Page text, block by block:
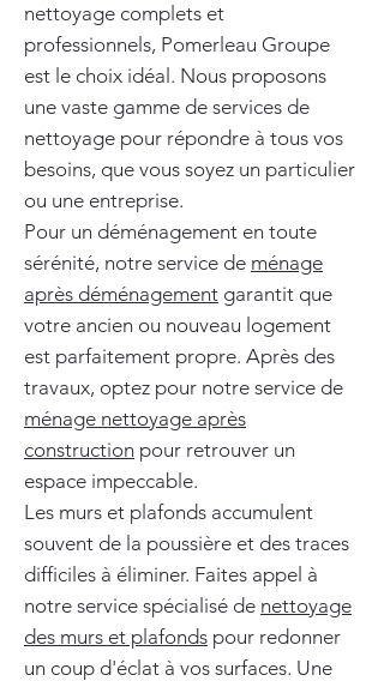
nettoyage complets et
professionnels, Pomerleau Groupe
est le choix idéal. Nous proposons
une vaste gamme de services de
nettoyage pour répondre à tous vos
besoins, que vous soyez un particulier
ou une entreprise.
Pour un déménagement en toute
sérénité, notre service de ménage
après déménagement garantit que
votre ancien ou nouveau logement
est parfaitement propre. Après des
travaux, optez pour notre service de
ménage nettoyage après
construction pour retrouver un
espace impeccable.
Les murs et plafonds accumulent
souvent de la poussière et des traces
difficiles à éliminer. Faites appel à
notre service spécialisé de nettoyage
des murs et plafonds pour redonner
un coup d'éclat à vos surfaces. Une